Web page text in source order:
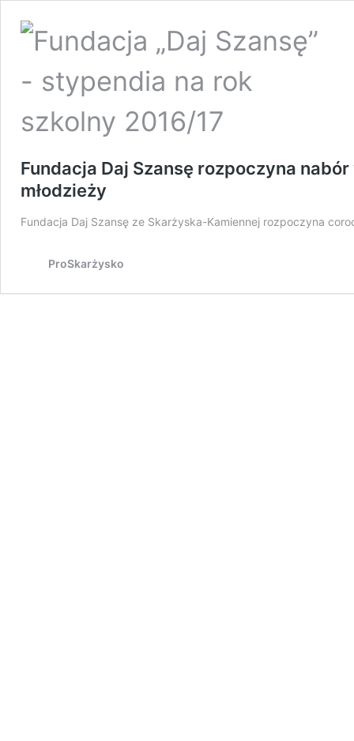
Fundacja Daj Szansę rozpoczyna
młodzieży
Fundacja Daj Szansę ze Skarżyska-Kamiennej rozpoczyna
ProSkarżysko